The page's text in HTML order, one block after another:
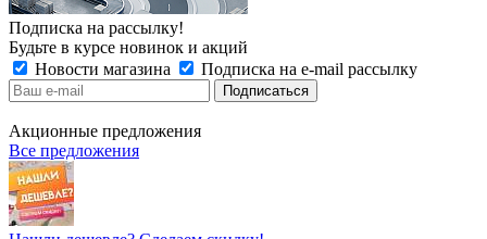
Подписка на рассылку!
Будьте в курсе новинок и акций
Новости магазина
Подписка на e-mail рассылку
Акционные предложения
Все предложения